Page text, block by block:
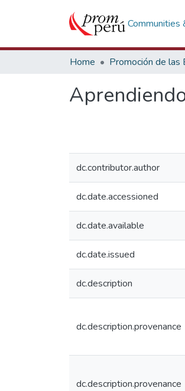
Communities
Home
dc.contributor.author
dc.date.accessioned
dc.date.available
dc.date.issued
dc.description
dc.description.provenance
dc.description.provenance